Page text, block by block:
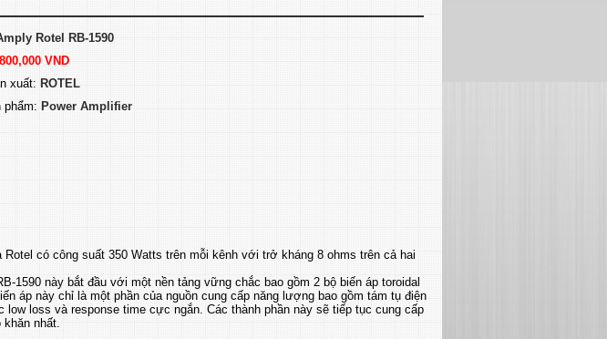
Rotel RB-1590
VND
xuất: ROTEL
phẩm: Power Amplifier
có công suất 350 Watts trên mỗi kênh với trở kháng 8 ohms trên cả hai
1590 này bắt đầu với một nền tảng vững chắc bao gồm 2 bộ biến áp toroidal
áp này chỉ là một phần của nguồn cung cấp năng lượng bao gồm tám tụ điện
loss và response time cực ngắn. Các thành phần này sẽ tiếp tục cung cấp
nhất.